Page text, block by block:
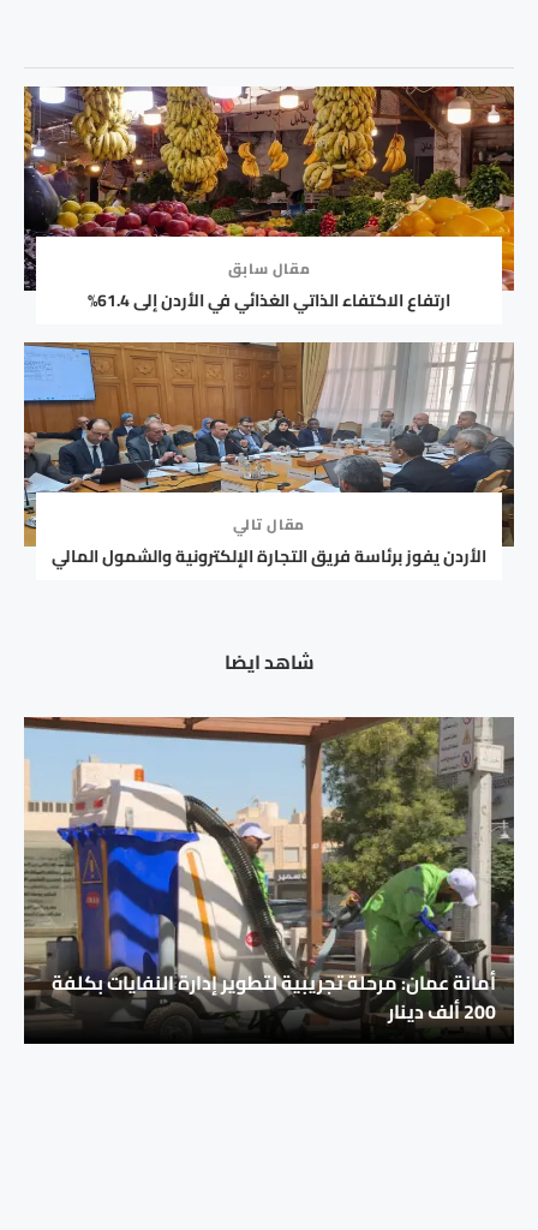
مقال سابق
ارتفاع الاكتفاء الذاتي الغذائي في الأردن إلى 61.4%
مقال تالي
الأردن يفوز برئاسة فريق التجارة الإلكترونية والشمول المالي
شاهد ايضا
أمانة عمان: مرحلة تجريبية لتطوير إدارة النفايات بكلفة
200 ألف دينار